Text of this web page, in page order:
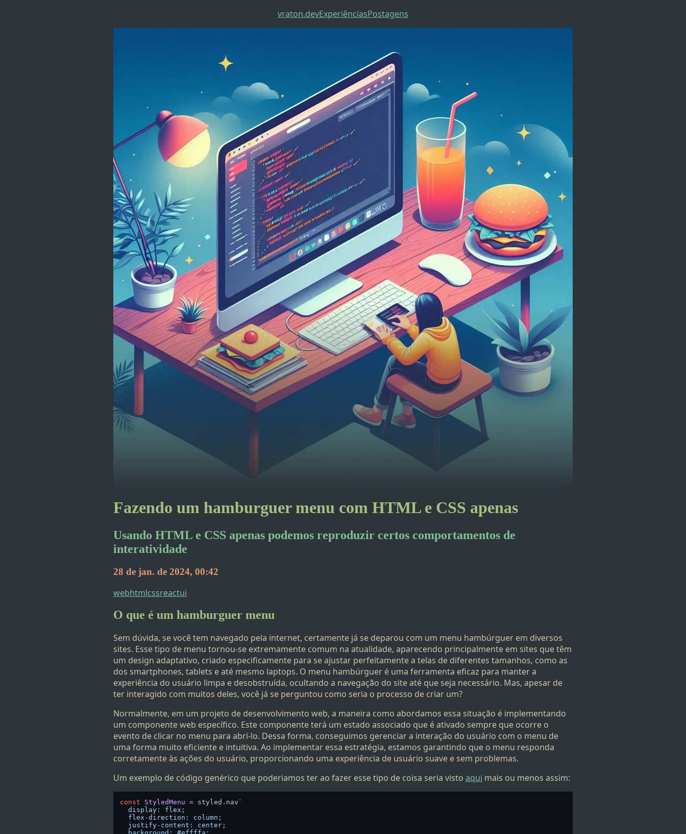
vraton.devExperiênciasPostagens
Fazendo um hamburguer menu com HTML e CSS apenas
Usando HTML e CSS apenas podemos reproduzir certos comportamentos de
interatividade
28 de jan. de 2024, 00:42
webhtmlcssreactui
O que é um hamburguer menu
Sem dúvida, se você tem navegado pela internet, certamente já se deparou com um menu hambúrguer em diversos
sites. Esse tipo de menu tornou-se extremamente comum na atualidade, aparecendo principalmente em sites que têm
um design adaptativo, criado especificamente para se ajustar perfeitamente a telas de diferentes tamanhos, como as
dos smartphones, tablets e até mesmo laptops. O menu hambúrguer é uma ferramenta eficaz para manter a
experiência do usuário limpa e desobstruída, ocultando a navegação do site até que seja necessário. Mas, apesar de
ter interagido com muitos deles, você já se perguntou como seria o processo de criar um?
Normalmente, em um projeto de desenvolvimento web, a maneira como abordamos essa situação é implementando
um componente web específico. Este componente terá um estado associado que é ativado sempre que ocorre o
evento de clicar no menu para abri-lo. Dessa forma, conseguimos gerenciar a interação do usuário com o menu de
uma forma muito eficiente e intuitiva. Ao implementar essa estratégia, estamos garantindo que o menu responda
corretamente às ações do usuário, proporcionando uma experiência de usuário suave e sem problemas.
Um exemplo de código genérico que poderiamos ter ao fazer esse tipo de coisa seria visto aqui mais ou menos assim:
const StyledMenu = styled. nav `
  display: flex;
  flex-direction: column;
  justify-content: center;